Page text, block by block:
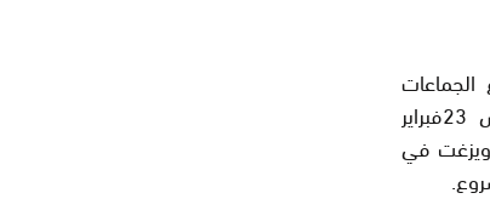
الاطلسين الكبير والمتوسط يوم الخميس 23فبراير
في